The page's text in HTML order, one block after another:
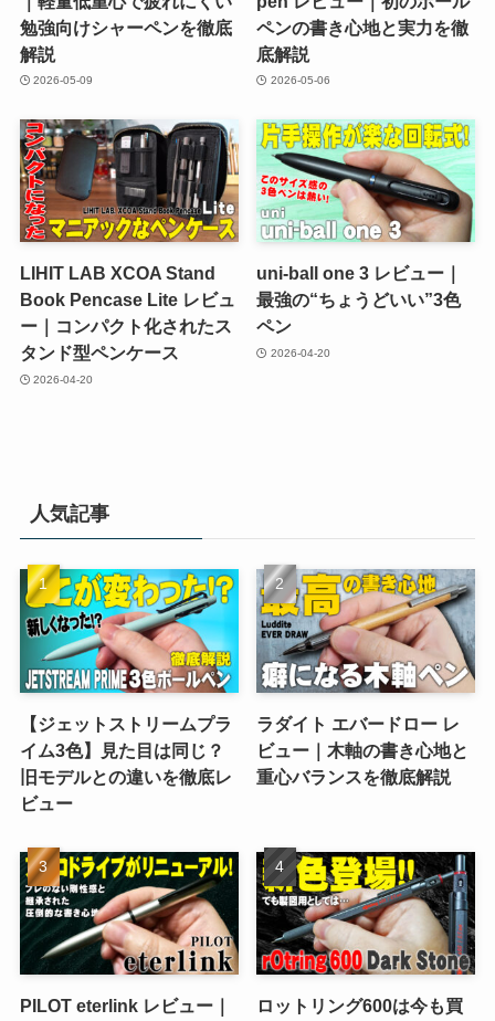
勉強向けシャーペンを徹底
解説
2026-05-09
ペンの書き心地と実力を徹
底解説
2026-05-06
LIHIT LAB XCOA Stand
Book Pencase Lite レビュ
ー｜コンパクト化されたス
タンド型ペンケース
2026-04-20
uni-ball one 3 レビュー｜
最強の“ちょうどいい”3色
ペン
2026-04-20
人気記事
【ジェットストリームプラ
イム3色】見た目は同じ？
旧モデルとの違いを徹底レ
ビュー
ラダイト エバードロー レ
ビュー｜木軸の書き心地と
重心バランスを徹底解説
PILOT eterlink レビュー｜
ロットリング600は今も買